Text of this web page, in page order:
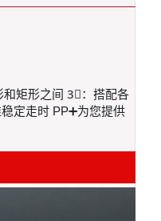
和矩形之间 3⃣️：搭配各
定走时 PP➕为您提供